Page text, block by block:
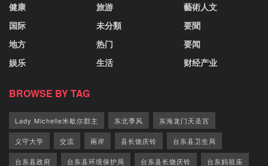
健康
国际
地方
娱乐
旅游
未分類
热门
生活
藝術人文
要聞
要闻
财经产业
BROWSE BY TAG
Lady Michelle米歇尔郡主 东北季风 东海龙门天圣宫
义守大学 交流 兩岸 县长饶庆铃 台东县卫生局
台东县政府 台东县环境保护局 台东县长饶庆铃 台东妈祖庙